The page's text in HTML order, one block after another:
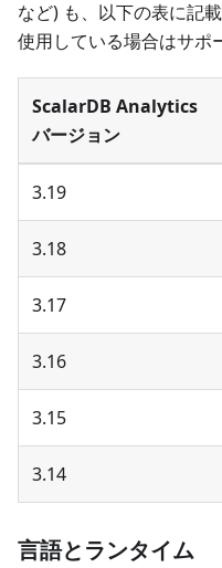
など) も、以下の表に記
使用している場合はサポ
ScalarDB Analytics
バージョン
3.19
3.18
3.17
3.16
3.15
3.14
言語とランタイム